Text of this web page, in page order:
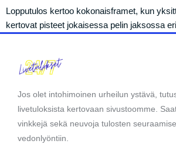
Lopputulos kertoo kokonaisframet, kun
kertovat pisteet jokaisessa pelin jaksossa
Jos olet intohimoinen urheilun ystävä,
livetuloksista kertovaan sivustoomme.
vinkkejä sekä neuvoja tulosten
vedonlyöntiin.